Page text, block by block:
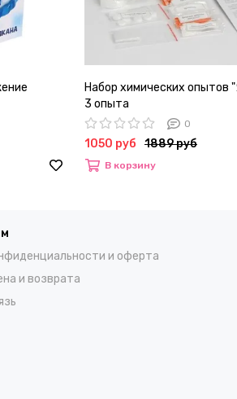
Набор химических опытов
3 опыта
0
1050 руб 1889 руб
В корзину
и оферта
и возврата